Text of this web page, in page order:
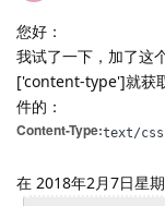
您好：
我试了一下，加了这
['content-type']就获
件的：
Content-Type:text/css
在 2018年2月7日星